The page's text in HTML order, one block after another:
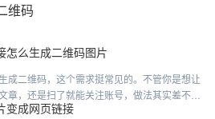
维码
怎么生成二维码图片
成二维码，这个需求挺常见的。不管你是想让
章，还是扫了就能关注账号，做法其实差不太
几种最靠谱的路子。先说最快的方法，用公众
变成网页链接